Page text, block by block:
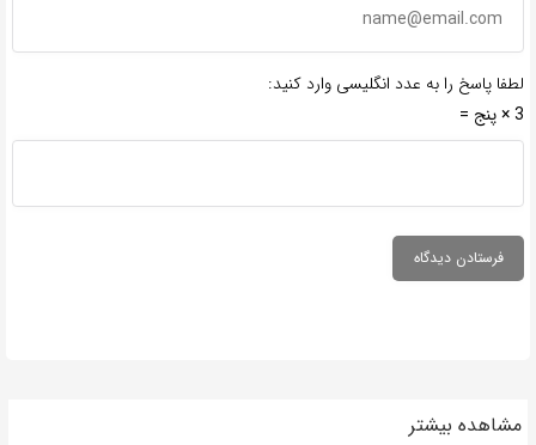
لطفا پاسخ را به عدد انگلیسی وارد کنید:
3 × پنج =
مشاهده بیشتر